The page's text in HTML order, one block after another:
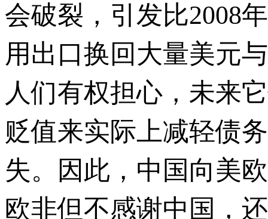
会破裂，引发比2008
用出口换回大量美元
人们有权担心，未来
贬值来实际上减轻债
失。因此，中国向美
欧非但不感谢中国，